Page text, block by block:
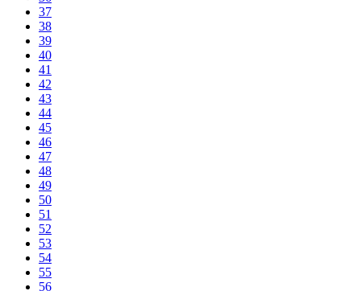
37
38
39
40
41
42
43
44
45
46
47
48
49
50
51
52
53
54
55
56